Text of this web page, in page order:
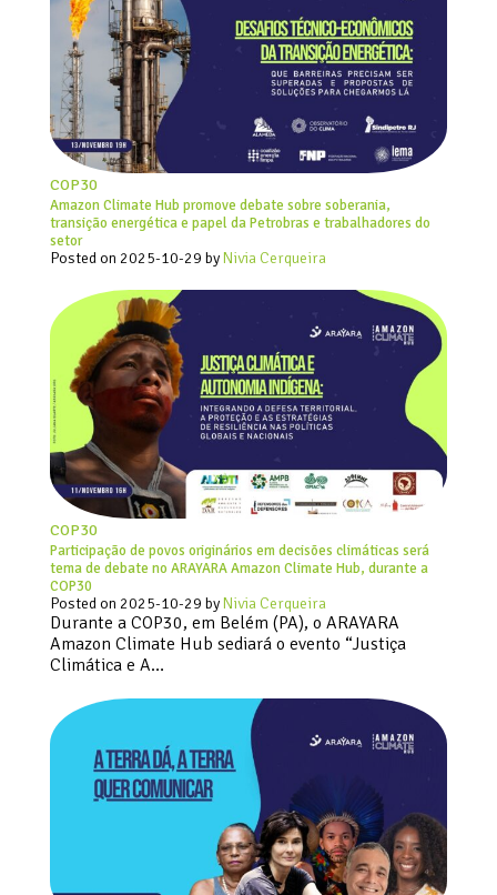
COP30
Amazon Climate Hub promove debate sobre soberania,
transição energética e papel da Petrobras e trabalhadores do
setor
Posted on 2025-10-29 byNivia Cerqueira
COP30
Participação de povos originários em decisões climáticas será
tema de debate no ARAYARA Amazon Climate Hub, durante a
COP30
Posted on 2025-10-29 byNivia Cerqueira
Durante a COP30, em Belém (PA), o ARAYARA
Amazon Climate Hub sediará o evento “Justiça
Climática e A…